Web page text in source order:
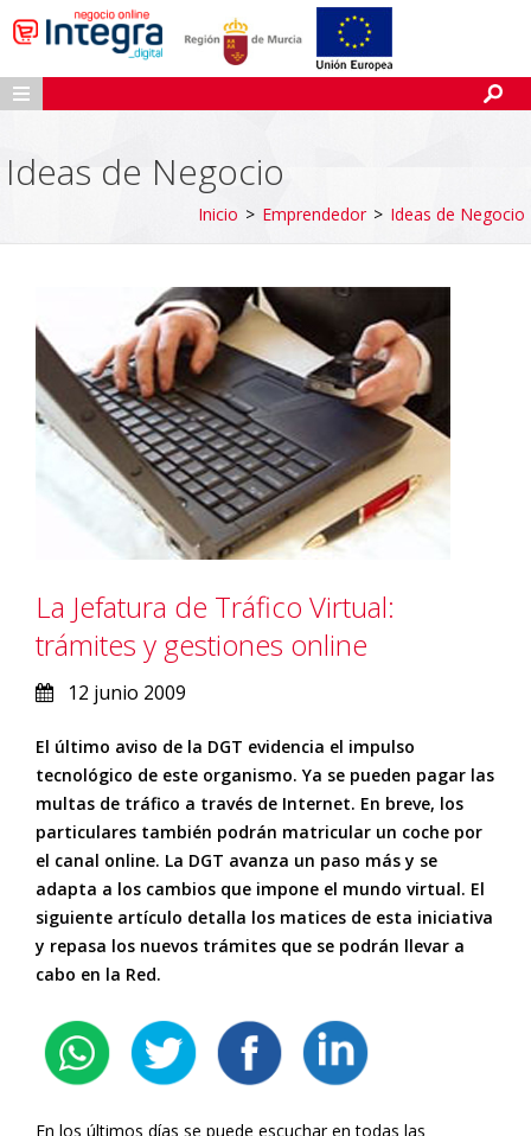
Ideas de Negocio
Inicio > Emprendedor > Ideas de Negocio
La Jefatura de Tráfico Virtual:
trámites y gestiones online
12 junio 2009
El último aviso de la DGT evidencia el impulso
tecnológico de este organismo. Ya se pueden pagar las
multas de tráfico a través de Internet. En breve, los
particulares también podrán matricular un coche por
el canal online. La DGT avanza un paso más y se
adapta a los cambios que impone el mundo virtual. El
siguiente artículo detalla los matices de esta iniciativa
y repasa los nuevos trámites que se podrán llevar a
cabo en la Red.
En los últimos días se puede escuchar en todas las